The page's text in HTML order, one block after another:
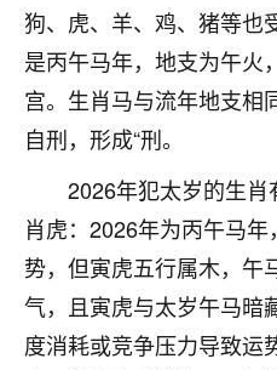
狗、虎、羊、鸡、猪等也
是丙午马年，地支为午火
宫。生肖马与流年地支相
自刑，形成“刑。
2026年犯太岁的生
肖虎：2026年为丙午马
势，但寅虎五行属木，午
气，且寅虎与太岁午马暗
度消耗或竞争压力导致运
鹿森：是的，其实
触，首先就是心态
不由人！
1天前 来自四川
金白水清
我也想找老师看看，
鹿森：慧来老师微
1天前 来自江西